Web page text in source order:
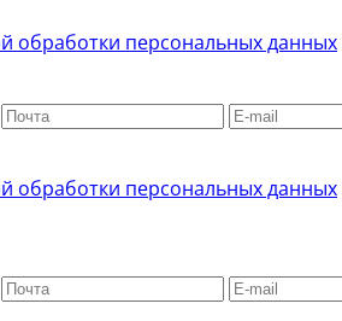
обработки персональных данных
обработки персональных данных